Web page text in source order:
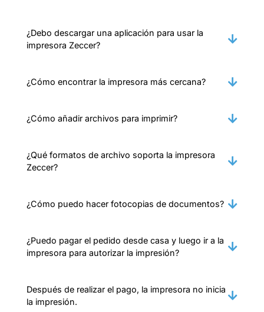
¿Debo descargar una aplicación para usar la
impresora Zeccer?
¿Cómo encontrar la impresora más cercana?
¿Cómo añadir archivos para imprimir?
¿Qué formatos de archivo soporta la impresora
Zeccer?
¿Cómo puedo hacer fotocopias de documentos?
¿Puedo pagar el pedido desde casa y luego ir a la
impresora para autorizar la impresión?
Después de realizar el pago, la impresora no inicia
la impresión.